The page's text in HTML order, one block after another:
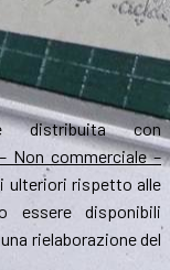
con
Non commerciale –
ulteriori rispetto alle
essere disponibili
rielaborazione del